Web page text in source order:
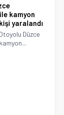
kamyon
yaralandı
Düzce